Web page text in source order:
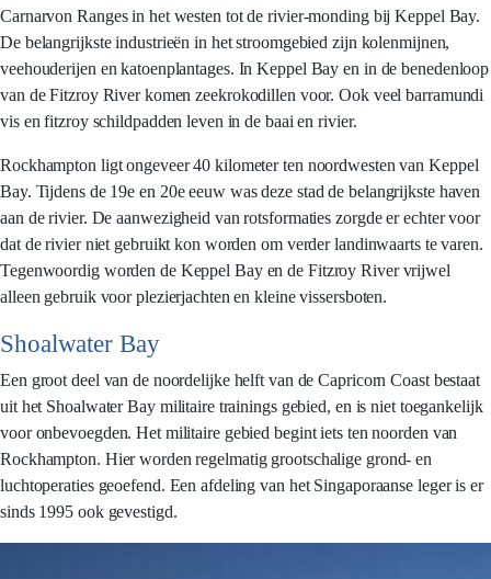
Carnarvon Ranges in het westen tot de rivier-monding bij Keppel Bay.
De belangrijkste industrieën in het stroomgebied zijn kolenmijnen,
veehouderijen en katoenplantages. In Keppel Bay en in de benedenloop
van de Fitzroy River komen zeekrokodillen voor. Ook veel barramundi
vis en fitzroy schildpadden leven in de baai en rivier.
Rockhampton ligt ongeveer 40 kilometer ten noordwesten van Keppel
Bay. Tijdens de 19e en 20e eeuw was deze stad de belangrijkste haven
aan de rivier. De aanwezigheid van rotsformaties zorgde er echter voor
dat de rivier niet gebruikt kon worden om verder landinwaarts te varen.
Tegenwoordig worden de Keppel Bay en de Fitzroy River vrijwel
alleen gebruik voor plezierjachten en kleine vissersboten.
Shoalwater Bay
Een groot deel van de noordelijke helft van de Capricorn Coast bestaat
uit het Shoalwater Bay militaire trainings gebied, en is niet toegankelijk
voor onbevoegden. Het militaire gebied begint iets ten noorden van
Rockhampton. Hier worden regelmatig grootschalige grond- en
luchtoperaties geoefend. Een afdeling van het Singaporaanse leger is er
sinds 1995 ook gevestigd.